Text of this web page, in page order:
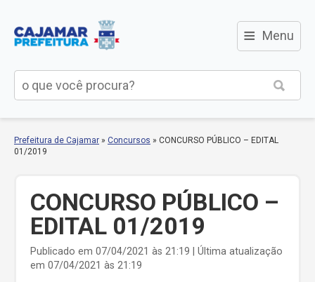
≡ Menu
Prefeitura de Cajamar » Concursos » CONCURSO PÚBLICO – EDITAL
01/2019
CONCURSO PÚBLICO –
EDITAL 01/2019
Publicado em 07/04/2021 às 21:19 | Última atualização
em 07/04/2021 às 21:19